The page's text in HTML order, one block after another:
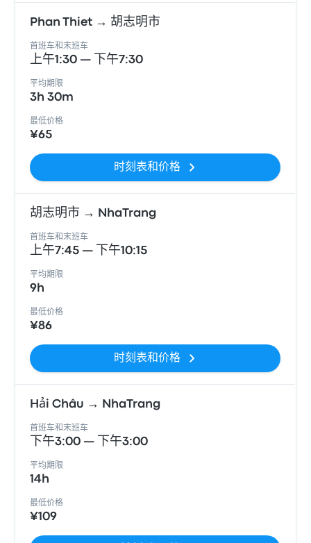
Phan Thiet → 胡志明市
首班车和末班车
上午1:30 — 下午7:30
平均期限
3h 30m
最低价格
¥65
时刻表和价格
胡志明市 → NhaTrang
首班车和末班车
上午7:45 — 下午10:15
平均期限
9h
最低价格
¥86
时刻表和价格
Hải Châu → NhaTrang
首班车和末班车
下午3:00 — 下午3:00
平均期限
14h
最低价格
¥109